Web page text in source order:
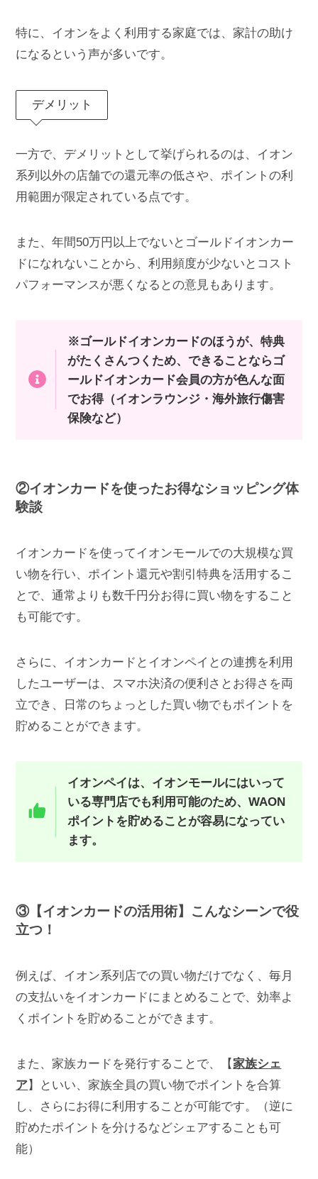
特に、イオンをよく利用する家庭では、家計の助け
になるという声が多いです。
デメリット
一方で、デメリットとして挙げられるのは、イオン
系列以外の店舗での還元率の低さや、ポイントの利
用範囲が限定されている点です。
また、年間50万円以上でないとゴールドイオンカー
ドになれないことから、利用頻度が少ないとコスト
パフォーマンスが悪くなるとの意見もあります。
※ゴールドイオンカードのほうが、特典
がたくさんつくため、できることならゴ
ールドイオンカード会員の方が色んな面
でお得（イオンラウンジ・海外旅行傷害
保険など）
②イオンカードを使ったお得なショッピング体
験談
イオンカードを使ってイオンモールでの大規模な買
い物を行い、ポイント還元や割引特典を活用するこ
とで、通常よりも数千円分お得に買い物をすること
も可能です。
さらに、イオンカードとイオンペイとの連携を利用
したユーザーは、スマホ決済の便利さとお得さを両
立でき、日常のちょっとした買い物でもポイントを
貯めることができます。
イオンペイは、イオンモールにはいって
いる専門店でも利用可能のため、WAON
ポイントを貯めることが容易になってい
ます。
③【イオンカードの活用術】こんなシーンで役
立つ！
例えば、イオン系列店での買い物だけでなく、毎月
の支払いをイオンカードにまとめることで、効率よ
くポイントを貯めることができます。
また、家族カードを発行することで、【家族シェ
ア】といい、家族全員の買い物でポイントを合算
し、さらにお得に利用することが可能です。（逆に
貯めたポイントを分けるなどシェアすることも可
能）